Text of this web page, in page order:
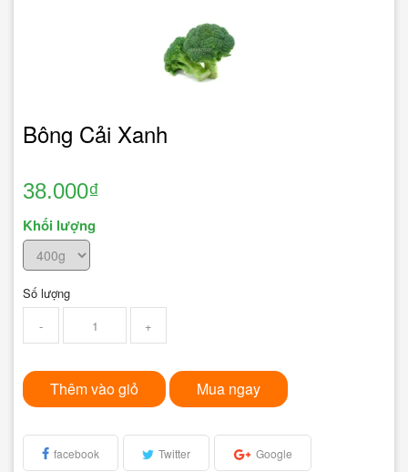
Bông Cải Xanh
38.000₫
Khối lượng
Số lượng
-
+
Thêm vào giỏ Mua ngay
facebook Twitter Google